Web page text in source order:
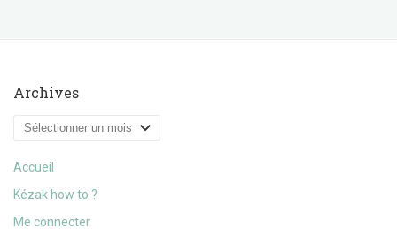
Archives
Archives
Accueil
Kézak how to ?
Me connecter